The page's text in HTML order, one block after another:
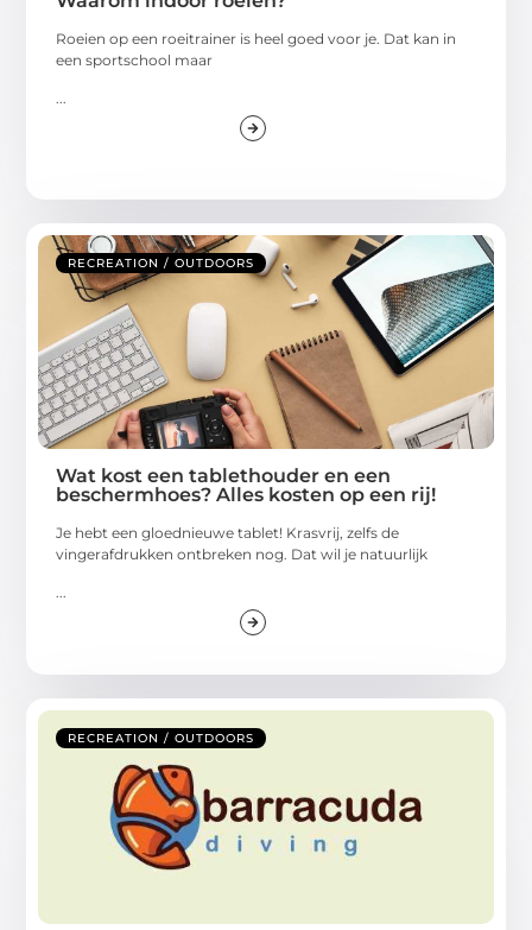
Roeien op een roeitrainer is heel goed voor je. Dat kan in
een sportschool maar
...
RECREATION / OUTDOORS
Wat kost een tablethouder en een
beschermhoes? Alles kosten op een rij!
Je hebt een gloednieuwe tablet! Krasvrij, zelfs de
vingerafdrukken ontbreken nog. Dat wil je natuurlijk
...
RECREATION / OUTDOORS